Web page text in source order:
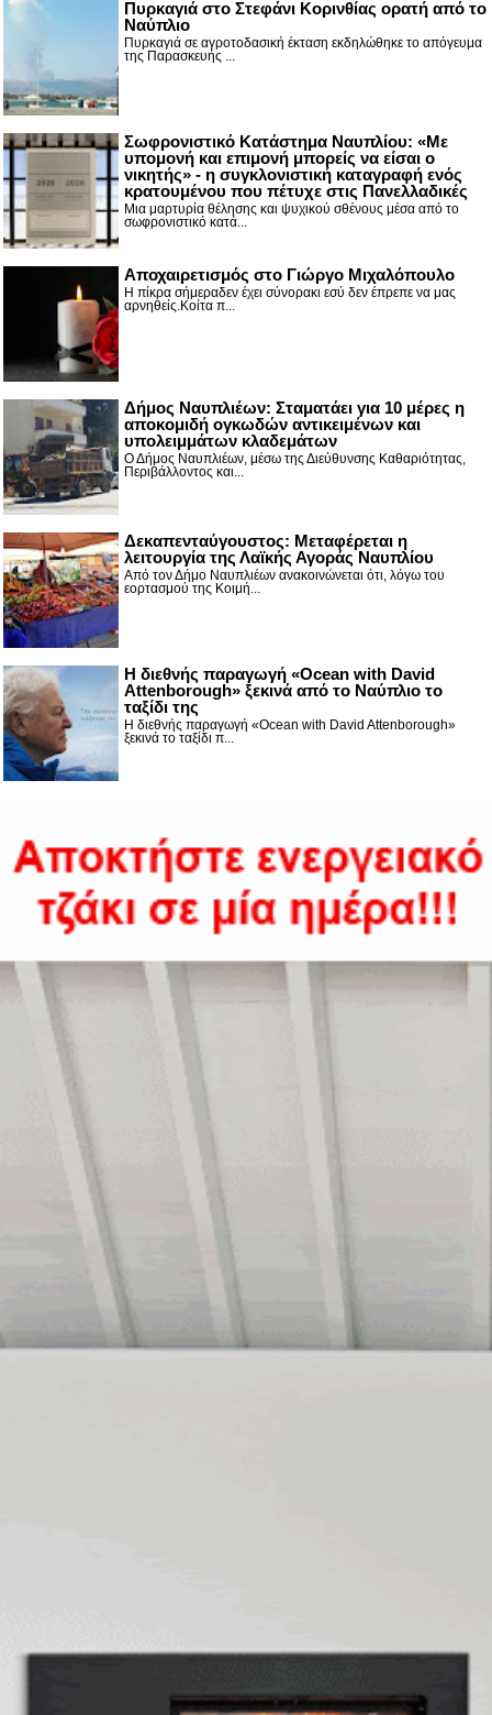
Πυρκαγιά στο Στεφάνι Κορινθίας ορατή από το
Ναύπλιο
Πυρκαγιά σε αγροτοδασική έκταση εκδηλώθηκε το απόγευμα
της Παρασκευής ...
Σωφρονιστικό Κατάστημα Ναυπλίου: «Με
υπομονή και επιμονή μπορείς να είσαι ο
νικητής» - η συγκλονιστική καταγραφή ενός
κρατουμένου που πέτυχε στις Πανελλαδικές
Μια μαρτυρία θέλησης και ψυχικού σθένους μέσα από το
σωφρονιστικό κατά...
Αποχαιρετισμός στο Γιώργο Μιχαλόπουλο
Η πίκρα σήμεραδεν έχει σύνορακι εσύ δεν έπρεπε να μας
αρνηθείς.Κοίτα π...
Δήμος Ναυπλιέων: Σταματάει για 10 μέρες η
αποκομιδή ογκωδών αντικειμένων και
υπολειμμάτων κλαδεμάτων
Ο Δήμος Ναυπλιέων, μέσω της Διεύθυνσης Καθαριότητας,
Περιβάλλοντος και...
Δεκαπενταύγουστος: Μεταφέρεται η
λειτουργία της Λαϊκής Αγοράς Ναυπλίου
Από τον Δήμο Ναυπλιέων ανακοινώνεται ότι, λόγω του
εορτασμού της Κοιμή...
Η διεθνής παραγωγή «Ocean with David
Attenborough» ξεκινά από το Ναύπλιο το
ταξίδι της
Η διεθνής παραγωγή «Ocean with David Attenborough»
ξεκινά το ταξίδι π...